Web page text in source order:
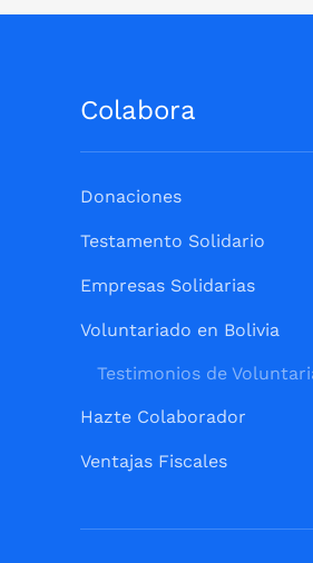
Colabora
Donaciones
Testamento Solidario
Empresas Solidarias
Voluntariado en Bolivia
Testimonios de
Hazte Colaborador
Ventajas Fiscales